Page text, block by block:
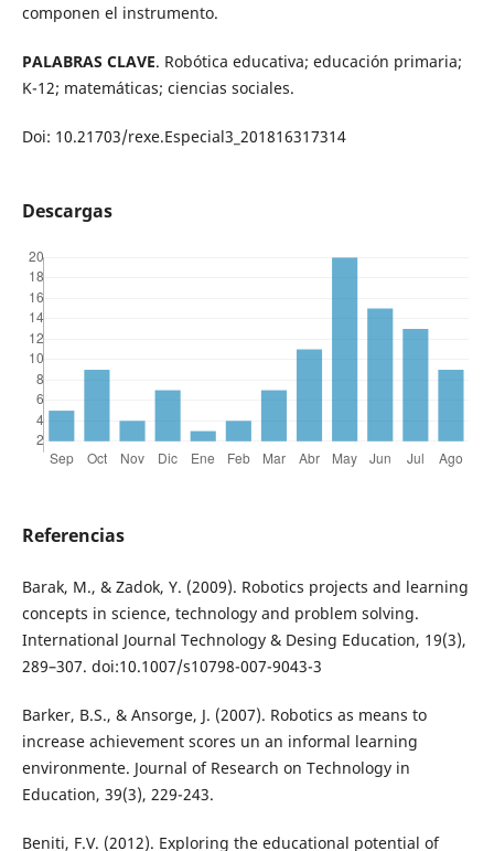
componen el instrumento.
PALABRAS CLAVE. Robótica educativa; educación primaria;
K-12; matemáticas; ciencias sociales.
Doi: 10.21703/rexe.Especial3_201816317314
Descargas
Referencias
Barak, M., & Zadok, Y. (2009). Robotics projects and learning
concepts in science, technology and problem solving.
International Journal Technology & Desing Education, 19(3),
289–307. doi:10.1007/s10798-007-9043-3
Barker, B.S., & Ansorge, J. (2007). Robotics as means to
increase achievement scores un an informal learning
environmente. Journal of Research on Technology in
Education, 39(3), 229-243.
Beniti, F.V. (2012). Exploring the educational potential of